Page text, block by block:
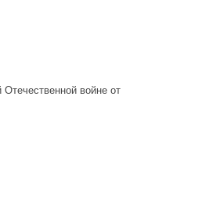
войне от